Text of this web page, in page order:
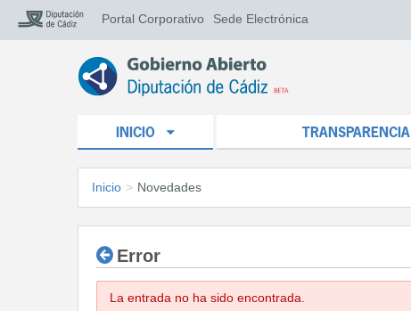
Portal Corporativo Sede Electrónica
INICIO TRANSPARENCIA
Inicio > Novedades
Error
La entrada no ha sido encontrada.